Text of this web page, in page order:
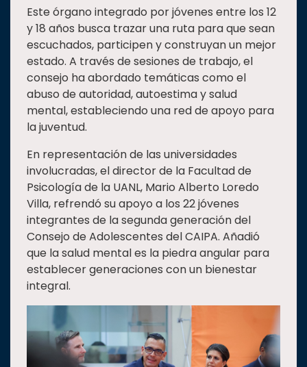
Este órgano integrado por jóvenes entre los 12
y 18 años busca trazar una ruta para que sean
escuchados, participen y construyan un mejor
estado. A través de sesiones de trabajo, el
consejo ha abordado temáticas como el
abuso de autoridad, autoestima y salud
mental, estableciendo una red de apoyo para
la juventud.
En representación de las universidades
involucradas, el director de la Facultad de
Psicología de la UANL, Mario Alberto Loredo
Villa, refrendó su apoyo a los 22 jóvenes
integrantes de la segunda generación del
Consejo de Adolescentes del CAIPA. Añadió
que la salud mental es la piedra angular para
establecer generaciones con un bienestar
integral.